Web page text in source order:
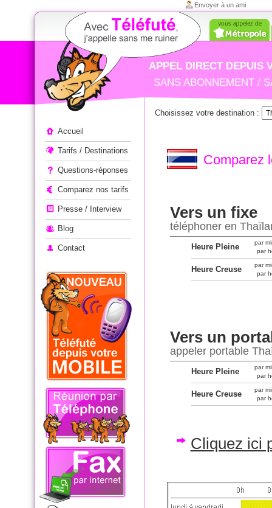
Envoyer à un ami
APPEL DIRECT DEPUIS
SANS ABONNEMENT /
Accueil
Tarifs / Destinations
Questions-réponses
Comparez nos tarifs
Presse / Interview
Blog
Contact
Choisissez votre destination :
Comparez
Vers un fixe
téléphoner en
Heure Pleine
par
par
Heure Creuse
par
par
Vers un
appeler portable
Heure Pleine
par
par
Heure Creuse
par
par
Cliquez ici